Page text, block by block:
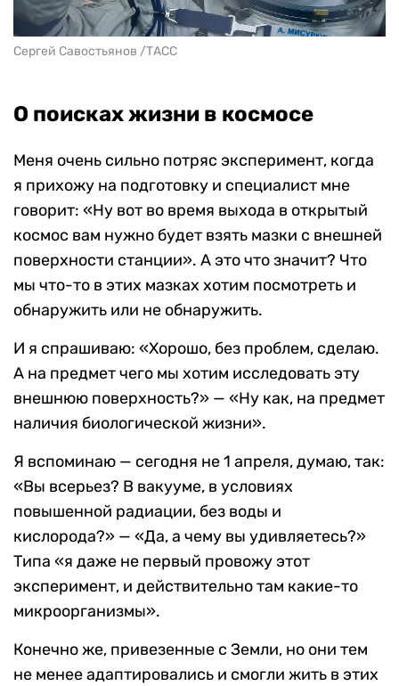
Сергей Савостьянов /ТАСС
О поисках жизни в космосе
Меня очень сильно потряс эксперимент, когда
я прихожу на подготовку и специалист мне
говорит: «Ну вот во время выхода в открытый
космос вам нужно будет взять мазки с внешней
поверхности станции». А это что значит? Что
мы что-то в этих мазках хотим посмотреть и
обнаружить или не обнаружить.
И я спрашиваю: «Хорошо, без проблем, сделаю.
А на предмет чего мы хотим исследовать эту
внешнюю поверхность?» — «Ну как, на предмет
наличия биологической жизни».
Я вспоминаю — сегодня не 1 апреля, думаю, так:
«Вы всерьез? В вакууме, в условиях
повышенной радиации, без воды и
кислорода?» — «Да, а чему вы удивляетесь?»
Типа «я даже не первый провожу этот
эксперимент, и действительно там какие-то
микроорганизмы».
Конечно же, привезенные с Земли, но они тем
не менее адаптировались и смогли жить в этих